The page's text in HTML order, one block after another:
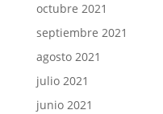
octubre 2021
septiembre 2021
agosto 2021
julio 2021
junio 2021